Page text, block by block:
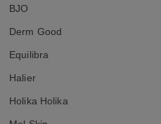
BJO
Derm Good
Equilibra
Halier
Holika Holika